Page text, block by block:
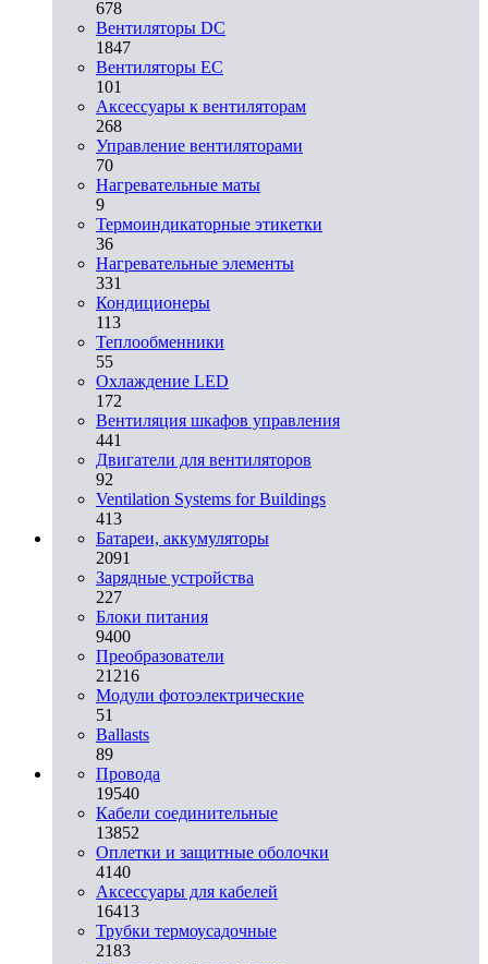
678
Вентиляторы DC
1847
Вентиляторы EC
101
Аксессуары к вентиляторам
268
Управление вентиляторами
70
Нагревательные маты
9
Термоиндикаторные этикетки
36
Нагревательные элементы
331
Кондиционеры
113
Теплообменники
55
Охлаждение LED
172
Вентиляция шкафов управления
441
Двигатели для вентиляторов
92
Ventilation Systems for Buildings
413
Батареи, аккумуляторы
2091
Зарядные устройства
227
Блоки питания
9400
Преобразователи
21216
Модули фотоэлектрические
51
Ballasts
89
Провода
19540
Кабели соединительные
13852
Оплетки и защитные оболочки
4140
Аксессуары для кабелей
16413
Трубки термоусадочные
2183